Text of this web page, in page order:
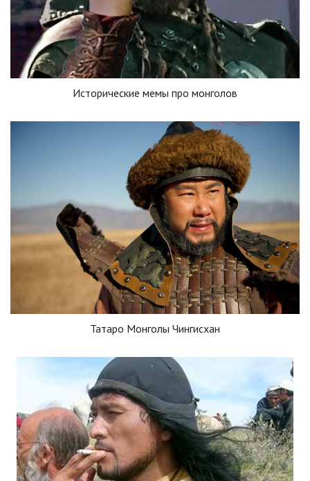
Исторические мемы про монголов
Татаро Монголы Чингисхан